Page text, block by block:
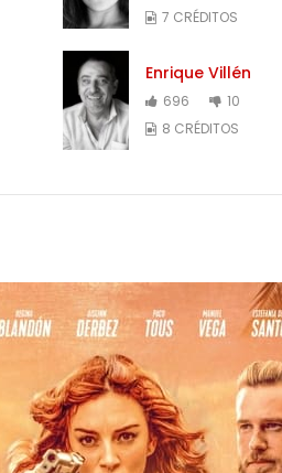
7 CRÉDITOS
Enrique Villén
696
10
8 CRÉDITOS